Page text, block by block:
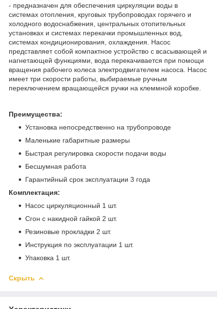
- предназначен для обеспечения циркуляции воды в
системах отопления, круговых трубопроводах горячего и
холодного водоснабжения, центральных отопительных
установках и системах перекачки промышленных вод,
системах кондиционирования, охлаждения. Насос
представляет собой компактное устройство с всасывающей и
нагнетающей функциями, вода перекачивается при помощи
вращения рабочего колеса электродвигателем насоса. Насос
имеет три скорости работы, выбираемые ручным
переключением вращающейся ручки на клеммной коробке.
Преимущества:
Установка непосредственно на трубопроводе
Маленькие габаритные размеры
Быстрая регулировка скорости подачи воды
Бесшумная работа
Гарантийный срок эксплуатации 3 года
Комплектация:
Насос циркуляционный 1 шт.
Сгон с накидной гайкой 2 шт.
Резиновые прокладки 2 шт.
Инструкция по эксплуатации 1 шт.
Упаковка 1 шт.
Скрыть